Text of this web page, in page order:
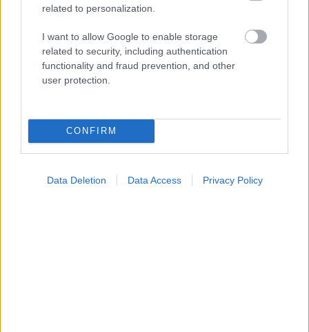
related to personalization.
I want to allow Google to enable storage
related to security, including authentication
functionality and fraud prevention, and other
user protection.
CONFIRM
Data Deletion Data Access Privacy Policy
Κήπος στο σπίτι και πάρκα στη γειτονιά μειώνουν τον